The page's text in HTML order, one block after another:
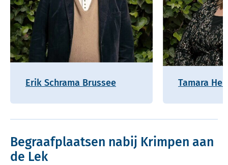
Erik Schrama Brussee Tamara
Begraafplaatsen nabij Krimpen aan
de Lek